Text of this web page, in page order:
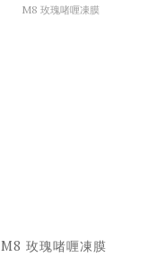
M8 玫瑰啫喱凍膜